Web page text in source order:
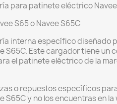
para patinete eléctrico Navee
S65 o Navee S65C
interna específico diseñado
S65C. Este cargador tiene un
el patinete eléctrico de la
o repuestos específicos
S65C y no los encuentras en